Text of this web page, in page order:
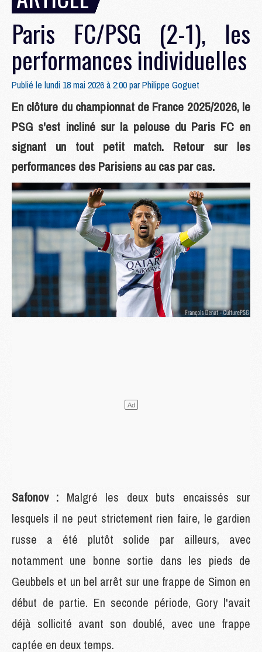
Paris FC/PSG (2-1), les
performances individuelles
Publié le lundi 18 mai 2026 à 2:00 parPhilippe Goguet
En clôture du championnat de France 2025/2026, le
PSG s'est incliné sur la pelouse du Paris FC en
signant un tout petit match. Retour sur les
performances des Parisiens au cas par cas.
Safonov : Malgré les deux buts encaissés sur
lesquels il ne peut strictement rien faire, le gardien
russe a été plutôt solide par ailleurs, avec
notamment une bonne sortie dans les pieds de
Geubbels et un bel arrêt sur une frappe de Simon en
début de partie. En seconde période, Gory l'avait
déjà sollicité avant son doublé, avec une frappe
captée en deux temps.